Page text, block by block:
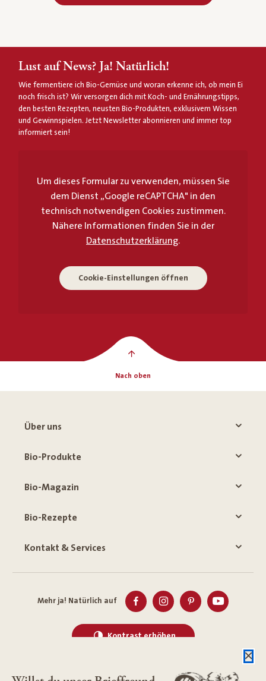
Lust auf News? Ja! Natürlich!
Wie fermentiere ich Bio-Gemüse und woran erkenne ich, ob mein Ei
noch frisch ist? Wir versorgen dich mit Koch- und Ernährungstipps,
den besten Rezepten, neusten Bio-Produkten, exklusivem Wissen
und Gewinnspielen. Jetzt Newsletter abonnieren und immer top
informiert sein!
Um dieses Formular zu verwenden, müssen Sie
dem Dienst „Google reCAPTCHA" in den
technisch notwendigen Cookies zustimmen.
Nähere Informationen finden Sie in der
Datenschutzerklärung.
Cookie-Einstellungen öffnen
Nach oben
Über uns
Bio-Produkte
Bio-Magazin
Bio-Rezepte
Kontakt & Services
Mehr ja! Natürlich auf
Kontrast erhöhen